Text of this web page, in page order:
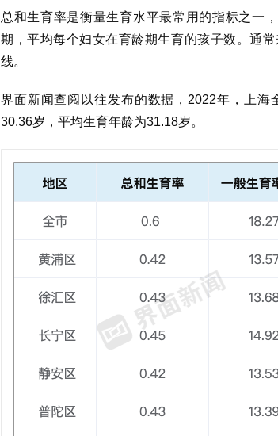
总和生育率是衡量生育水平最常用的指标之一
期，平均每个妇女在育龄期生育的孩子数。通
线。
界面新闻查阅以往发布的数据，2022年，上
30.36岁，平均生育年龄为31.18岁。